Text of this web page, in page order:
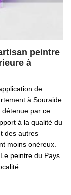
peintre
à
de
à Souraide
détenue par ce
à la qualité du
des autres
moins onéreux.
peintre du Pays